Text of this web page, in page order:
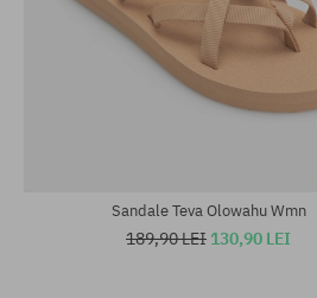
Sandale Teva Olowahu Wmn
189,90 LEI 130,90 LEI